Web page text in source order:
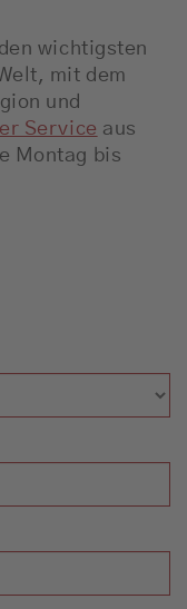
wichtigsten
mit dem
und
Service aus
Montag bis